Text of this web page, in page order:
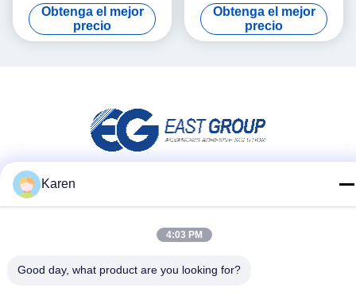
del derretimiento caliente
auto-adhesivo del PSA
Obtenga el mejor
precio
papel de la decoración de la
pared 3d
Obtenga el mejor
precio
Contacto rápido
Karen
4:03 PM
Good day, what product are you looking for?